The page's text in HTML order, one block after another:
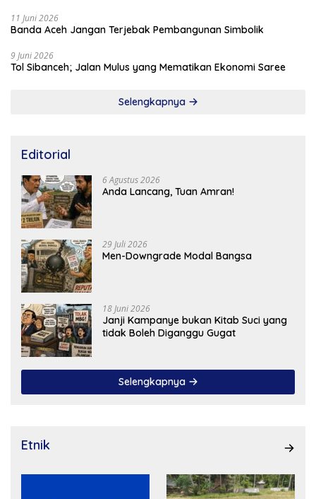
11 Juni 2026
Banda Aceh Jangan Terjebak Pembangunan Simbolik
9 Juni 2026
Tol Sibanceh; Jalan Mulus yang Mematikan Ekonomi Saree
Selengkapnya
Editorial
6 Agustus 2026
Anda Lancang, Tuan Amran!
29 Juli 2026
Men-Downgrade Modal Bangsa
18 Juni 2026
Janji Kampanye bukan Kitab Suci yang
tidak Boleh Diganggu Gugat
Selengkapnya
Etnik